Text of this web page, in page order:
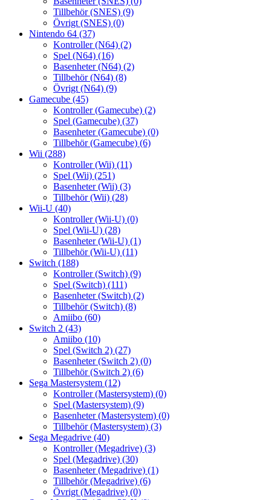
Tillbehör (SNES) (9)
Övrigt (SNES) (0)
Nintendo 64 (37)
Kontroller (N64) (2)
Spel (N64) (16)
Basenheter (N64) (2)
Tillbehör (N64) (8)
Övrigt (N64) (9)
Gamecube (45)
Kontroller (Gamecube) (2)
Spel (Gamecube) (37)
Basenheter (Gamecube) (0)
Tillbehör (Gamecube) (6)
Wii (288)
Kontroller (Wii) (11)
Spel (Wii) (251)
Basenheter (Wii) (3)
Tillbehör (Wii) (28)
Wii-U (40)
Kontroller (Wii-U) (0)
Spel (Wii-U) (28)
Basenheter (Wii-U) (1)
Tillbehör (Wii-U) (11)
Switch (188)
Kontroller (Switch) (9)
Spel (Switch) (111)
Basenheter (Switch) (2)
Tillbehör (Switch) (8)
Amiibo (60)
Switch 2 (43)
Amiibo (10)
Spel (Switch 2) (27)
Basenheter (Switch 2) (0)
Tillbehör (Switch 2) (6)
Sega Mastersystem (12)
Kontroller (Mastersystem) (0)
Spel (Mastersystem) (9)
Basenheter (Mastersystem) (0)
Tillbehör (Mastersystem) (3)
Sega Megadrive (40)
Kontroller (Megadrive) (3)
Spel (Megadrive) (30)
Basenheter (Megadrive) (1)
Tillbehör (Megadrive) (6)
Övrigt (Megadrive) (0)